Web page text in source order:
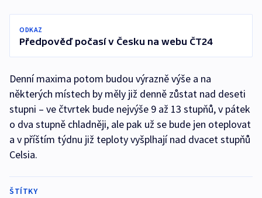
ODKAZ
Předpověď počasí v Česku na webu ČT24
Denní maxima potom budou výrazně výše a na
některých místech by měly již denně zůstat nad deseti
stupni – ve čtvrtek bude nejvýše 9 až 13 stupňů, v pátek
o dva stupně chladněji, ale pak už se bude jen oteplovat
a v příštím týdnu již teploty vyšplhají nad dvacet stupňů
Celsia.
ŠTÍTKY